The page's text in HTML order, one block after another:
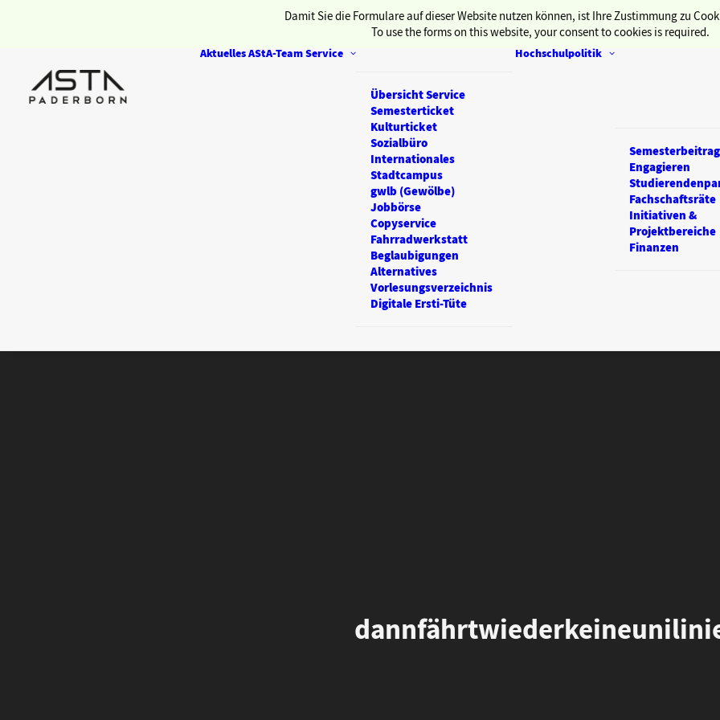
Damit Sie die Formulare auf dieser Website nutzen können, ist Ihre Zustimmung zu
To use the forms on this website, your consent to cookies is required.
AktuellesAStA-TeamService
Übersicht Service
Semesterticket
Kulturticket
Sozialbüro
Internationales
Stadtcampus
gwlb (Gewölbe)
Jobbörse
Copyservice
Fahrradwerkstatt
Beglaubigungen
Alternatives
Vorlesungsverzeichnis
Digitale Ersti-Tüte
Hochschulpolitik
Semesterbeitrag
Engagieren
Fachschaftsräte
Initiativen &
Projektbereiche
Finanzen